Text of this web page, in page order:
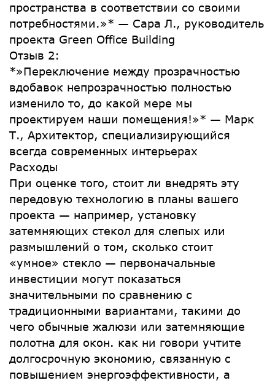
пространства в соответствии со своими
потребностями.»* — Сара Л., руководитель
проекта Green Office Building
Отзыв 2:
*»Переключение между прозрачностью
вдобавок непрозрачностью полностью
изменило то, до какой мере мы
проектируем наши помещения!»* — Марк
Т., Архитектор, специализирующийся
всегда современных интерьерах
Расходы
При оценке того, стоит ли внедрять эту
передовую технологию в планы вашего
проекта — например, установку
затемняющих стекол для слепых или
размышлений о том, сколько стоит
«умное» стекло — первоначальные
инвестиции могут показаться
значительными по сравнению с
традиционными вариантами, такими до
чего обычные жалюзи или затемняющие
полотна для окон. как ни говори учтите
долгосрочную экономию, связанную с
повышением энергоэффективности, а